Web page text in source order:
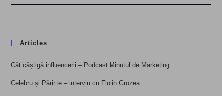
Articles
Cât câștigă influencerii – Podcast Minutul de Marketing
Celebru și Părinte – interviu cu Florin Grozea